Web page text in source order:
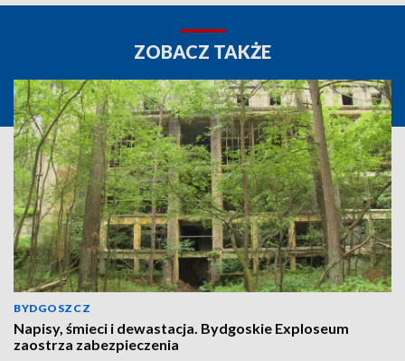
ZOBACZ TAKŻE
BYDGOSZCZ
Napisy, śmieci i dewastacja. Bydgoskie Exploseum
zaostrza zabezpieczenia